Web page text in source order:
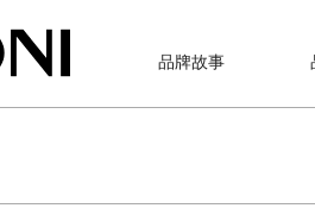
品牌故事